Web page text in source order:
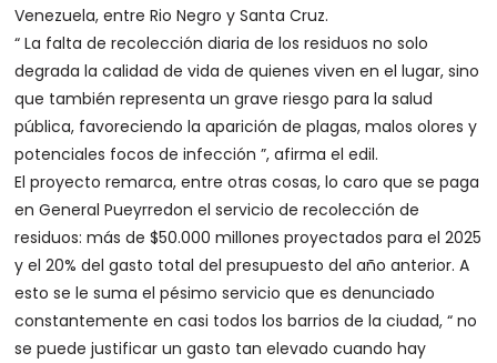
Venezuela, entre Rio Negro y Santa Cruz.
“ La falta de recolección diaria de los residuos no solo
degrada la calidad de vida de quienes viven en el lugar, sino
que también representa un grave riesgo para la salud
pública, favoreciendo la aparición de plagas, malos olores y
potenciales focos de infección ”, afirma el edil.
El proyecto remarca, entre otras cosas, lo caro que se paga
en General Pueyrredon el servicio de recolección de
residuos: más de $50.000 millones proyectados para el 2025
y el 20% del gasto total del presupuesto del año anterior. A
esto se le suma el pésimo servicio que es denunciado
constantemente en casi todos los barrios de la ciudad, “ no
se puede justificar un gasto tan elevado cuando hay